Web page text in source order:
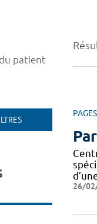
PAGES
26/
patient